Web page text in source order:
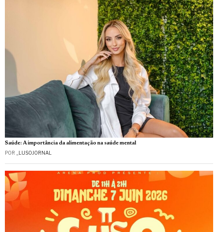
Saúde: A importância da alimentação na saúde mental
POR _LUSOJORNAL